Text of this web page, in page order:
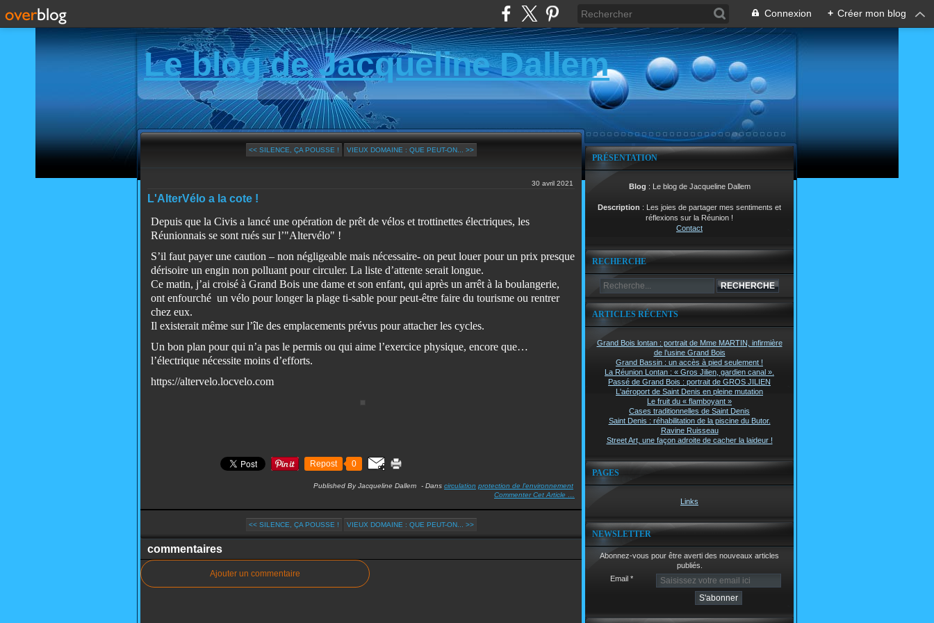
Connexion + Créer mon blog
Le blog de Jacqueline Dallem
<< SILENCE, ÇA POUSSE ! VIEUX DOMAINE : QUE PEUT-ON... >>
30 avril 2021
L'AlterVélo a la cote !
Depuis que la Civis a lancé une opération de prêt de vélos et trottinettes électriques, les
Réunionnais se sont rués sur l’"Altervélo" !
S’il faut payer une caution – non négligeable mais nécessaire- on peut louer pour un prix presque
dérisoire un engin non polluant pour circuler. La liste d’attente serait longue.
Ce matin, j’ai croisé à Grand Bois une dame et son enfant, qui après un arrêt à la boulangerie,
ont enfourché un vélo pour longer la plage ti-sable pour peut-être faire du tourisme ou rentrer
chez eux.
Il existerait même sur l’île des emplacements prévus pour attacher les cycles.
Un bon plan pour qui n’a pas le permis ou qui aime l’exercice physique, encore que…
l’électrique nécessite moins d’efforts.
https://altervelo.locvelo.com
Repost 0
Published By Jacqueline Dallem - Dans circulation protection de l'environnement
Commenter Cet Article
<< SILENCE, ÇA POUSSE ! VIEUX DOMAINE : QUE PEUT-ON... >>
commentaires
Ajouter un commentaire
PRÉSENTATION
Blog : Le blog de Jacqueline Dallem
Description : Les joies de partager mes sentiments et
réflexions sur la Réunion !
Contact
RECHERCHE
ARTICLES RÉCENTS
Grand Bois lontan : portrait de Mme MARTIN, infirmière
de l’usine Grand Bois
Grand Bassin : un accès à pied seulement !
La Réunion Lontan : « Gros Jilien, gardien canal ».
Passé de Grand Bois : portrait de GROS JILIEN
L'aéroport de Saint Denis en pleine mutation
Le fruit du « flamboyant »
Cases traditionnelles de Saint Denis
Saint Denis : réhabilitation de la piscine du Butor.
Ravine Ruisseau
Street Art, une façon adroite de cacher la laideur !
PAGES
Links
NEWSLETTER
Abonnez-vous pour être averti des nouveaux articles
publiés.
Email